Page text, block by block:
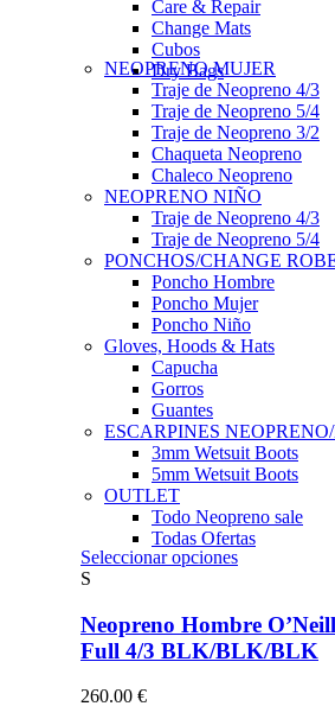
Care & Repair
Change Mats
Cubos
Dry Bags
NEOPRENO MUJER
Traje de Neopreno 4/3
Traje de Neopreno 5/4
Traje de Neopreno 3/2
Chaqueta Neopreno
Chaleco Neopreno
NEOPRENO NIÑO
Traje de Neopreno 4/3
Traje de Neopreno 5/4
PONCHOS/CHANGE
Poncho Hombre
Poncho Mujer
Poncho Niño
Gloves, Hoods & Hats
Capucha
Gorros
Guantes
ESCARPINES
3mm Wetsuit Boots
5mm Wetsuit Boots
OUTLET
Todo Neopreno sale
Todas Ofertas
Seleccionar opcionesEste
múltiples
variantes.
Las
S
Neopreno Hombre
Full 4/3 BLK/BLK/BLK
260.00 €